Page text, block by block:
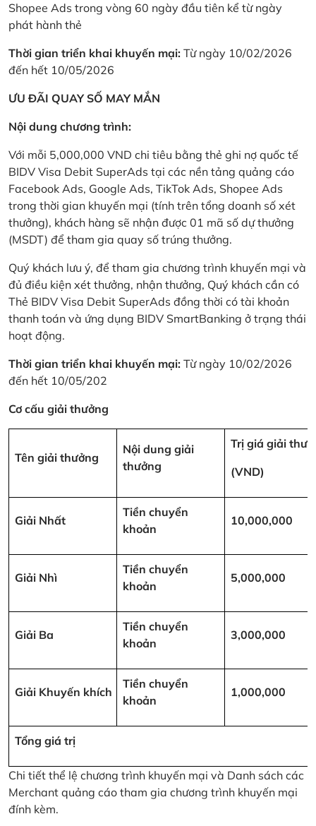
Shopee Ads trong vòng 60 ngày đầu tiên kể từ ngày
phát hành thẻ
Thời gian triển khai khuyến mại: Từ ngày 10/02/2026
đến hết 10/05/2026
ƯU ĐÃI QUAY SỐ MAY MẮN
Nội dung chương trình:
Với mỗi 5,000,000 VND chi tiêu bằng thẻ ghi nợ quốc tế
BIDV Visa Debit SuperAds tại các nền tảng quảng cáo
Facebook Ads, Google Ads, TikTok Ads, Shopee Ads
trong thời gian khuyến mại (tính trên tổng doanh số xét
thưởng), khách hàng sẽ nhận được 01 mã số dự thưởng
(MSDT) để tham gia quay số trúng thưởng.
Quý khách lưu ý, để tham gia chương trình khuyến mại và
đủ điều kiện xét thưởng, nhận thưởng, Quý khách cần có
Thẻ BIDV Visa Debit SuperAds đồng thời có tài khoản
thanh toán và ứng dụng BIDV SmartBanking ở trạng thái
hoạt động.
Thời gian triển khai khuyến mại: Từ ngày 10/02/2026
đến hết 10/05/202
Cơ cấu giải thưởng
Tên giải thưởng
Nội dung giải
thưởng
Trị giá giải
(VND)
Giải Nhất
Tiền chuyển
khoản
10,000,000
Giải Nhì
Tiền chuyển
khoản
5,000,000
Giải Ba
Tiền chuyển
khoản
3,000,000
Giải Khuyến khích
Tiền chuyển
khoản
1,000,000
Tổng giá trị
Chi tiết thể lệ chương trình khuyến mại và Danh sách các
Merchant quảng cáo tham gia chương trình khuyến mại
đính kèm.